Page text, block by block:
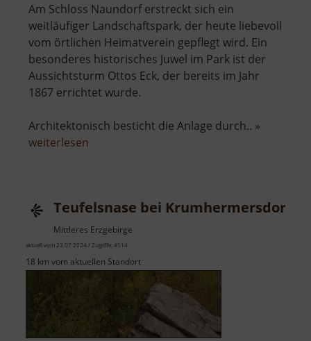
Am Schloss Naundorf erstreckt sich ein
weitläufiger Landschaftspark, der heute liebevoll
vom örtlichen Heimatverein gepflegt wird. Ein
besonderes historisches Juwel im Park ist der
Aussichtsturm Ottos Eck, der bereits im Jahr
1867 errichtet wurde.
Architektonisch besticht die Anlage durch.. »
weiterlesen
Teufelsnase bei Krumhermersdorf
Mittleres Erzgebirge
aktuell vom 23.07.2024 / Zugriffe: 4514
18 km vom aktuellen Standort